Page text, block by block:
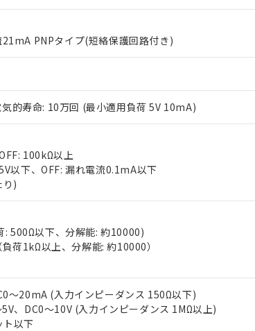
PNPタイプ(短絡保護回路付き)
的寿命: 10万回 (最小適用負荷 5V 10mA)
100kΩ以上
以下、OFF: 漏れ電流0.1mA以下
)
: 500Ω以下、分解能: 約10000)
荷1kΩ以上、分解能: 約10000）
～20mA (入力インピーダンス 150Ω以下)
、DC0～10V (入力インピーダンス 1MΩ以上)
以下
意のうえご利用ください。
事業取扱商品の当社在庫状況および標準価格(税抜)を
中には、本サービスの対象外となる商品もあることを
結果は、記載している更新日時点での社内データに
の実際の在庫および標準価格とは異なる場合があるこ
格はお客様のお取引先、またはお客様担当のオムロン
。
社販売拠点は「
物質）の非含有に対応した製品が提供可能な商品です
質）の非含有に対応した製品に切り替える予定のある商
物質）の非含有に非対応の商品で、対応品を出す予
物で、有害物質有無と関係のない商品です。
品としていたものが、含有品と判明した場合などやむ
以下、 カドミウム(Cd) 100ppm以下、
化ビフェニル類(PBB) 1000ppm以下、ポリ臭化ジフェニルエーテル類
別名：DOP) 1000ppm以下、フタル酸ブチルベンジル（BBP）
ソブチル (DIBP) 1000ppm以下
器に対する適用除外項目は除く。
値を超える意図的な使用がないことを確認しています。
国RoHSの基準値以下であることを示します。
国RoHSの基準値を超えていることを示します。
門へお問い合わせください。
：
Cd(カドミウム) : 100ppm、
臭化ビフェニル類) : 1000ppm、 PBDEs(ポリ臭化ジフェニルエーテ
ち、外国為替および外国貿易法に定める商品（以下｢
供する場合は、日本国政府の輸出許可(または役務取
ます。
合は、完全に破砕するなど、違法に輸出されないよう
ミサイル、化学兵器、生物兵器またはその他武器並び
ん。
販売する場合は、上記1、2および3の内容を当該第三
売に係わる関係者が違法に輸出するおそれがある場合
在庫あり